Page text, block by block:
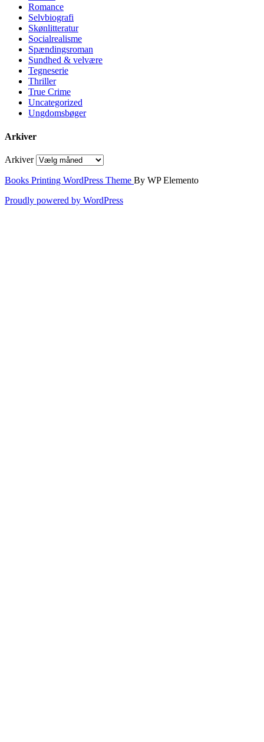
Romance
Selvbiografi
Skønlitteratur
Socialrealisme
Spændingsroman
Sundhed & velvære
Tegneserie
Thriller
True Crime
Uncategorized
Ungdomsbøger
Arkiver
Arkiver
Books Printing WordPress Theme By WP Elemento
Proudly powered by WordPress